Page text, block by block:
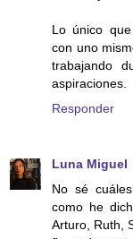
Lo único
con uno
trabajando
aspiraciones.
Responder
Luna Miguel
No sé
como he
Arturo, Ruth,